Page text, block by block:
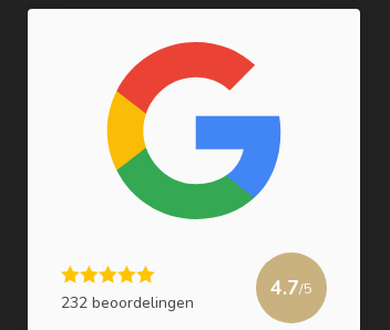
232 beoordelingen
4.7/5